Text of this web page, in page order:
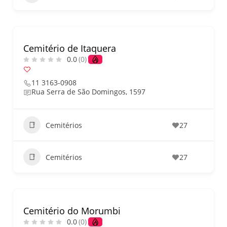
Cemitério de Itaquera
0.0(0)
11 3163-0908
Rua Serra de São Domingos, 1597
Cemitérios 27
Cemitérios 27
Cemitério do Morumbi
0.0(0)